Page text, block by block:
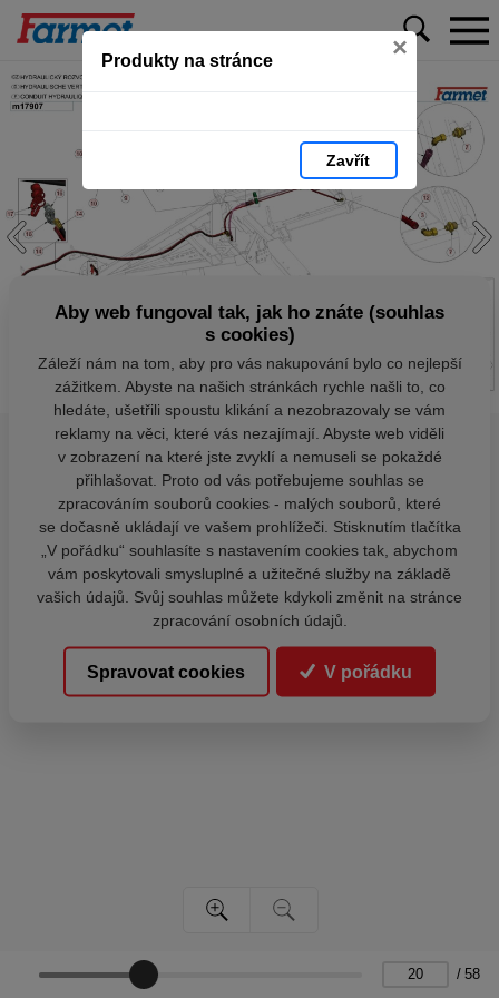
Produkty na stránce ×
Zavřít
/ 58
Aby web fungoval tak, jak ho znáte (souhlas
s cookies)
Záleží nám na tom, aby pro vás nakupování bylo co nejlepší
zážitkem. Abyste na našich stránkách rychle našli to, co
hledáte, ušetřili spoustu klikání a nezobrazovaly se vám
reklamy na věci, které vás nezajímají. Abyste web viděli
v zobrazení na které jste zvyklí a nemuseli se pokaždé
přihlašovat. Proto od vás potřebujeme souhlas se
zpracováním souborů cookies - malých souborů, které
se dočasně ukládají ve vašem prohlížeči. Stisknutím tlačítka
„V pořádku“ souhlasíte s nastavením cookies tak, abychom
vám poskytovali smysluplné a užitečné služby na základě
vašich údajů. Svůj souhlas můžete kdykoli změnit na stránce
zpracování osobních údajů.
Spravovat cookies V pořádku